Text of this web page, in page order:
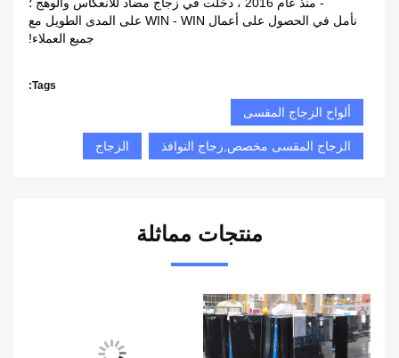
نأمل في الحصول على أعمال WIN - WIN على المدى الطويل مع
جميع العملاء!
Tags:
ألواح الزجاج المقسى
الزجاج المقسى مخصص,زجاج النوافذ الزجاج
منتجات مماثلة